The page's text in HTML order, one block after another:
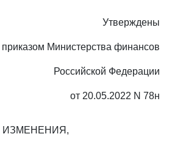
Утверждены
приказом Министерства финансов
Российской Федерации
от 20.05.2022 N 78н
ИЗМЕНЕНИЯ,